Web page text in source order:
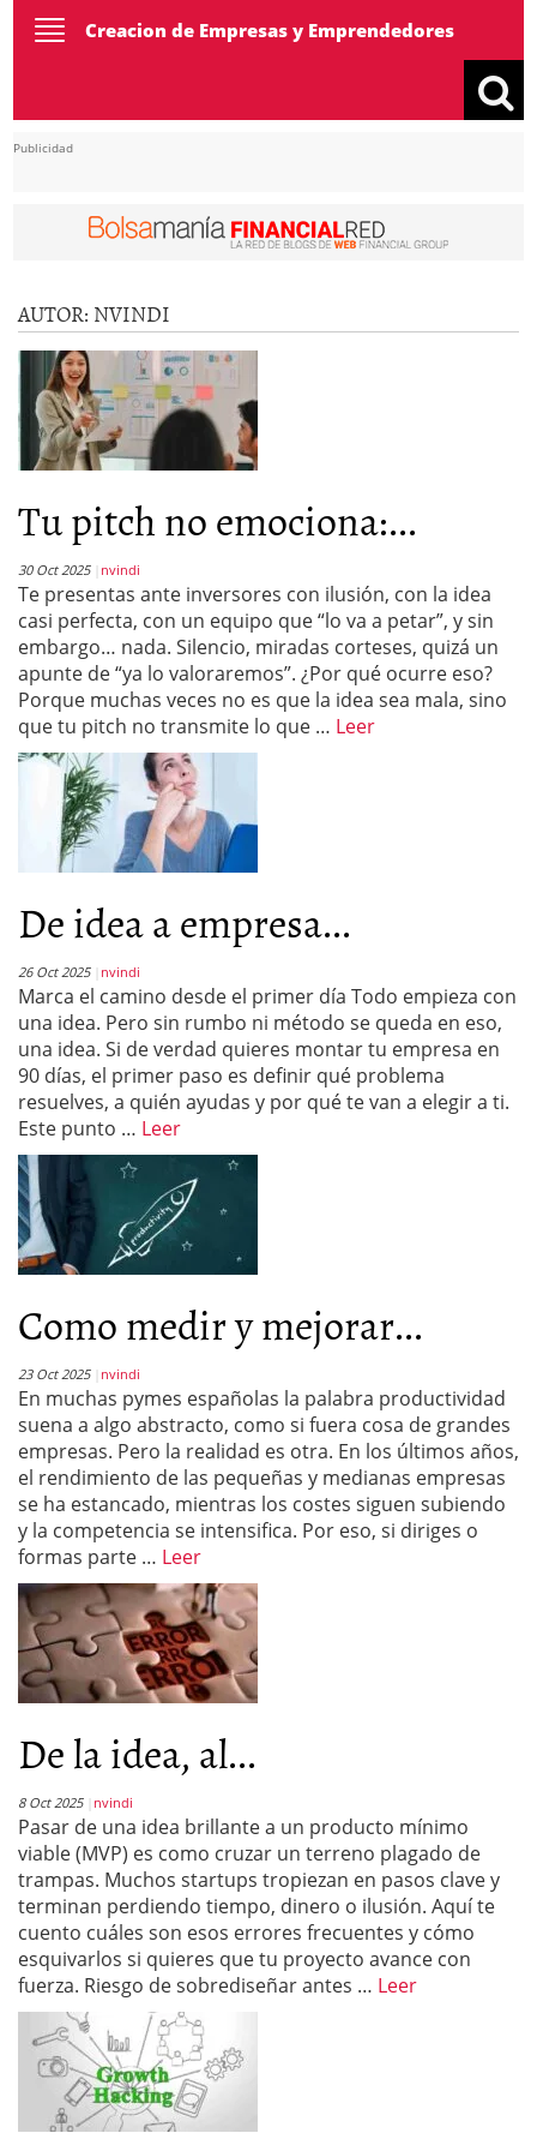
ToggleCreacion de Empresas y Emprendedores
Publicidad
AUTOR: NVINDI
Tu pitch no emociona:...
30 Oct 2025 nvindi
Te presentas ante inversores con ilusión, con la idea
casi perfecta, con un equipo que “lo va a petar”, y sin
embargo… nada. Silencio, miradas corteses, quizá un
apunte de “ya lo valoraremos”. ¿Por qué ocurre eso?
Porque muchas veces no es que la idea sea mala, sino
que tu pitch no transmite lo que … Leer
De idea a empresa...
26 Oct 2025 nvindi
Marca el camino desde el primer día Todo empieza con
una idea. Pero sin rumbo ni método se queda en eso,
una idea. Si de verdad quieres montar tu empresa en
90 días, el primer paso es definir qué problema
resuelves, a quién ayudas y por qué te van a elegir a ti.
Este punto … Leer
Como medir y mejorar...
23 Oct 2025 nvindi
En muchas pymes españolas la palabra productividad
suena a algo abstracto, como si fuera cosa de grandes
empresas. Pero la realidad es otra. En los últimos años,
el rendimiento de las pequeñas y medianas empresas
se ha estancado, mientras los costes siguen subiendo
y la competencia se intensifica. Por eso, si diriges o
formas parte … Leer
De la idea, al...
8 Oct 2025 nvindi
Pasar de una idea brillante a un producto mínimo
viable (MVP) es como cruzar un terreno plagado de
trampas. Muchos startups tropiezan en pasos clave y
terminan perdiendo tiempo, dinero o ilusión. Aquí te
cuento cuáles son esos errores frecuentes y cómo
esquivarlos si quieres que tu proyecto avance con
fuerza. Riesgo de sobrediseñar antes … Leer